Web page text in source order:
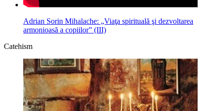
Adrian Sorin Mihalache: „Viaţa spirituală şi dezvoltarea
armonioasă a copiilor” (III)
Catehism